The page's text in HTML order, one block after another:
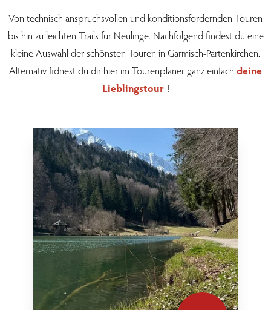
Von technisch anspruchsvollen und konditionsfordernden Touren
bis hin zu leichten Trails für Neulinge. Nachfolgend findest du eine
kleine Auswahl der schönsten Touren in Garmisch-Partenkirchen.
Alternativ fidnest du dir hier im Tourenplaner ganzeinfach deine
Lieblingstour !